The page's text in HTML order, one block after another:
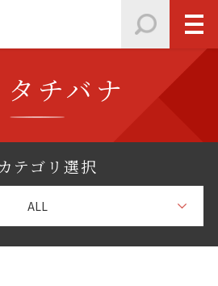
チバナ
カテゴリ選択
ALL